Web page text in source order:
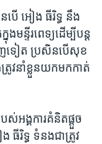
អៀង ធីរិទ្ធ​ នឹង​
មន្ទីរ​ពេទ្យ​ដើម្បី​បន្ដ​
ញ​ទៀត​ ប្រសិន​បើ​សុខ
រូវ​នាំ​ខ្លួន​យក​មក​កាត់​
ស់​អង្គការ​គំនិត​ផ្ដួច
ធីរិទ្ធ​ ទំនង​ជា​ត្រូវ​